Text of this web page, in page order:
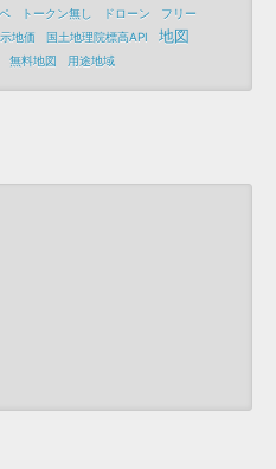
トークン無し ドローン フリー
地価 国土地理院標高API 地図
無料地図 用途地域